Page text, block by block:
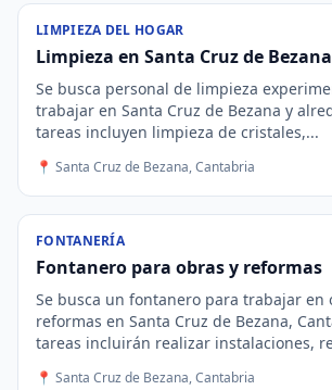
LIMPIEZA DEL HOGAR
Limpieza en Santa Cruz de Bezana
Se busca personal de limpieza
trabajar en Santa Cruz de Bezana y
tareas incluyen limpieza de cristales,...
📍 Santa Cruz de Bezana, Cantabria
FONTANERÍA
Fontanero para obras y reformas
Se busca un fontanero para trabajar en
reformas en Santa Cruz de Bezana,
tareas incluirán realizar instalaciones,
📍 Santa Cruz de Bezana, Cantabria